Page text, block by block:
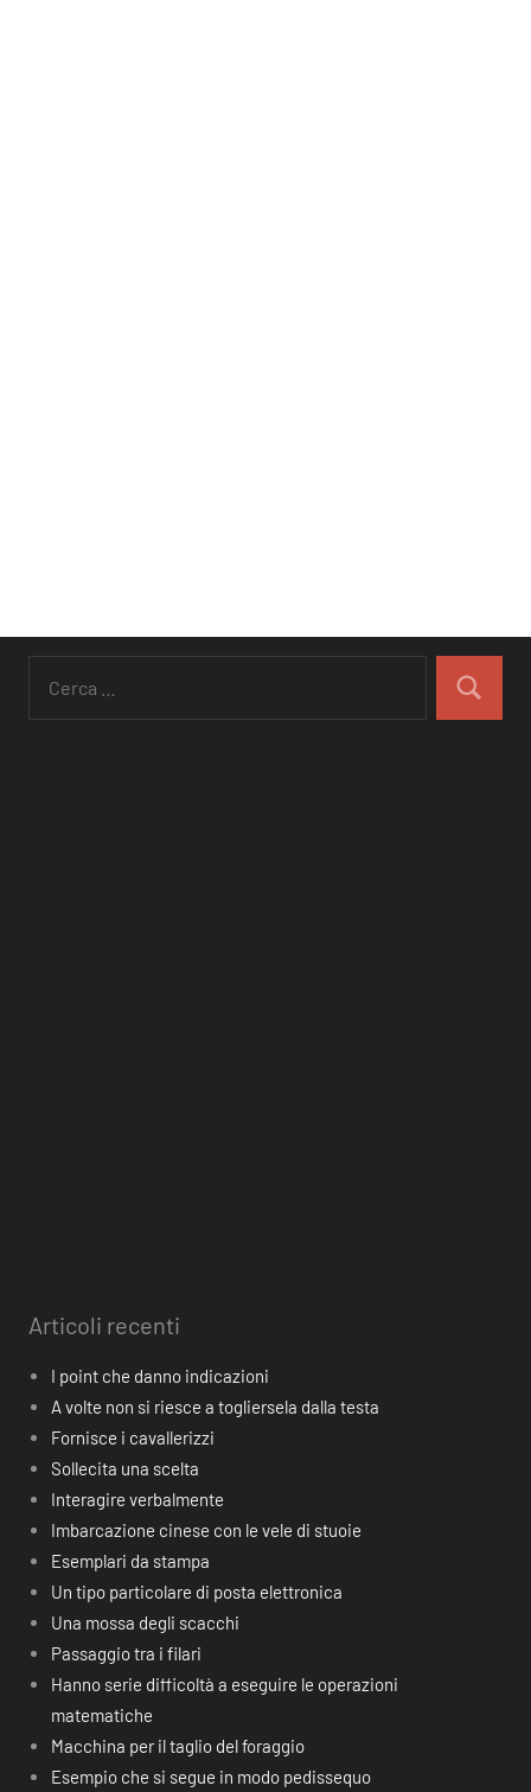
Articoli recenti
I point che danno indicazioni
A volte non si riesce a togliersela dalla testa
Fornisce i cavallerizzi
Sollecita una scelta
Interagire verbalmente
Imbarcazione cinese con le vele di stuoie
Esemplari da stampa
Un tipo particolare di posta elettronica
Una mossa degli scacchi
Passaggio tra i filari
Hanno serie difficoltà a eseguire le operazioni
matematiche
Macchina per il taglio del foraggio
Esempio che si segue in modo pedissequo